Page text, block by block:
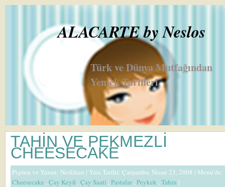
ALACARTE by Neslos
Türk ve Dünya Mutfağından
Yemek Tarifleri
TAHİN VE PEKMEZLİ
CHEESECAKE
Pişiren ve Yazan: Neslihan | Yazı Tarihi: Çarşamba, Nisan 23, 2008 | Menü'de:
Cheesecake ,Çay Keyfi ,Çay Saati ,Pastalar,Peykek ,Tahin |